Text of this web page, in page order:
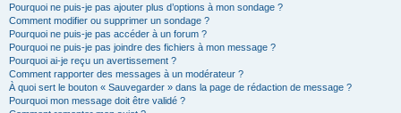
Pourquoi ne puis-je pas ajouter plus d’options à mon sondage ?
Comment modifier ou supprimer un sondage ?
Pourquoi ne puis-je pas accéder à un forum ?
Pourquoi ne puis-je pas joindre des fichiers à mon message ?
Pourquoi ai-je reçu un avertissement ?
Comment rapporter des messages à un modérateur ?
À quoi sert le bouton « Sauvegarder » dans la page de rédaction de message ?
Pourquoi mon message doit être validé ?